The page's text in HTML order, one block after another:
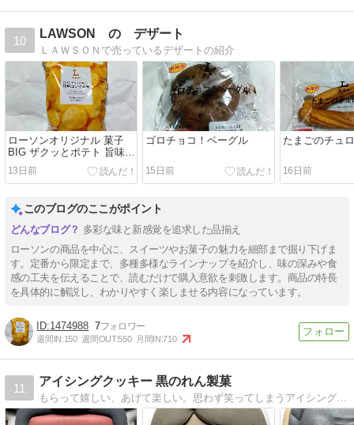
10
LAWSON の デザート
ＬＡＷＳＯＮで売っているデザートの紹介
ローソンオリジナル 菓子
BIG ザクッとポテト 旨味コ
ンソメ味
13日前
ゴロチョコ！ベーグル
15日前
たまごのチュ
16日前
このブログのここがポイント
多彩な味と新感覚を追求した品揃え
ローソンの商品を中心に、スイーツやお菓子の魅力を細部まで掘り下げま
す。定番から限定まで、多種多様なラインナップを紹介し、味の深みや食
感の工夫を伝えることで、読むだけで購入意欲を刺激します。商品の特長
を具体的に解説し、わかりやすく楽しませる内容になっています。
1474988 7
週間IN:150 週間OUT:550 月間IN:710
11
アイシングクッキー 黒のれん製菓
もらって嬉しい、あげて楽しい。思わず笑ってしまうアイシングクッキーがいっぱい！